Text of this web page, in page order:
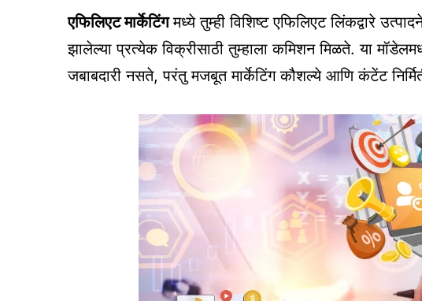
एफिलिएट मार्केटिंगमध्ये तुम्ही विशिष्ट एफिलिएट लिंकद्वारे
झालेल्या प्रत्येक विक्रीसाठी तुम्हाला कमिशन मिळते. या
जबाबदारी नसते, परंतु मजबूत मार्केटिंग कौशल्ये आणि कंटेंट